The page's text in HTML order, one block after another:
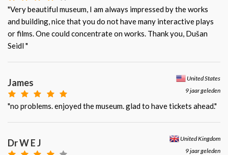
"Very beautiful museum, I am always impressed by the works
and building, nice that you do not have many interactive plays
or films. One could concentrate on works. Thank you, Dušan
Seidl "
United States
9 jaar geleden
James
"no problems. enjoyed the museum. glad to have tickets ahead."
United Kingdom
9 jaar geleden
Dr W E J